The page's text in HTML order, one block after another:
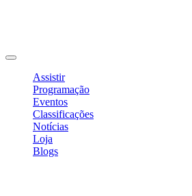
Assistir
Programação
Eventos
Classificações
Notícias
Loja
Blogs